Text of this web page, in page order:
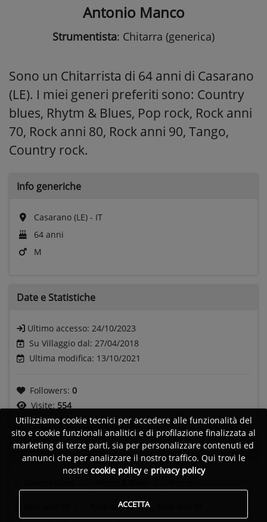
Antonio Manco
Strumentista: Chitarra (generica)
Sono un Chitarrista di 64 anni di Casarano
(LE). I miei generi preferiti sono: Country
blues, Rhytm & Blues, Pop rock, Rock anni
70, Rock anni 80, Rock anni 90, Tango,
Country rock.
Info generiche
Casarano (LE) - IT
64 anni
M
Date e Statistiche
Ultimo accesso: 24/10/2023
Su Villaggio dal: 27/04/2018
Ultima modifica: 13/10/2021
Followers: 0
Visite: 554
Generi
Rock anni 80
Utilizziamo cookie tecnici per accedere alle funzionalità del
sito e cookie funzionali analitici e di profilazione finalizzata al
marketing di terze parti, sia per personalizzare contenuti ed
annunci che per analizzare il nostro traffico. Qui trovi le
nostre cookie policye privacy policy
ACCETTA